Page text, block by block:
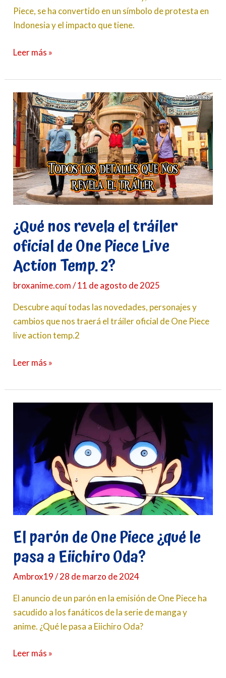
Piece, se ha convertido en un símbolo de protesta en
Indonesia y el impacto que tiene.
Leer más »
¿Qué nos revela el tráiler
oficial de One Piece Live
Action Temp. 2?
broxanime.com/11 de agosto de 2025
Descubre aquí todas las novedades, personajes y
cambios que nos traerá el tráiler oficial de One Piece
live action temp.2
¿Qué
nos
revela
el
tráiler
oficial
de
One
Live
Action
Temp.
2?
Leer más »
El parón de One Piece ¿qué le
pasa a Eiichiro Oda?
Ambrox19/28 de marzo de 2024
El anuncio de un parón en la emisión de One Piece ha
sacudido a los fanáticos de la serie de manga y
anime. ¿Qué le pasa a Eiichiro Oda?
One
Piece
¿qué
pasa
Eiichiro
Oda?
Leer más »